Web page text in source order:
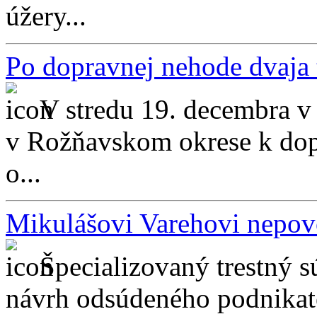
úžery...
Po dopravnej nehode
V stredu 19. decembra
v Rožňavskom okrese k
o...
Mikulášovi Varehovi
Špecializovaný trestný
návrh odsúdeného